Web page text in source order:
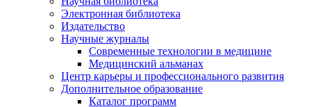
Электронная библиотека
Издательство
Научные журналы
Современные технологии в медицине
Медицинский альманах
Центр карьеры и профессионального развития
Дополнительное образование
Каталог программ